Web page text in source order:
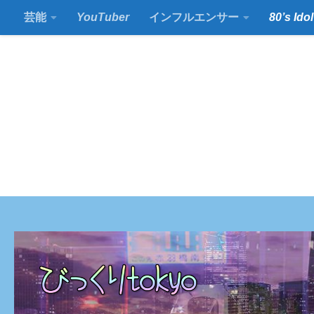
コンテンツの下
芸能 YouTuber インフルエンサー 80’s Idol